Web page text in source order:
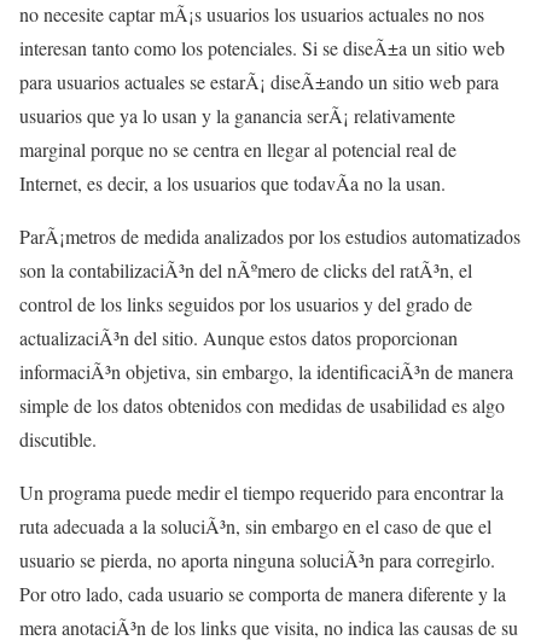
no necesite captar mÃ¡s usuarios los usuarios actuales no nos
interesan tanto como los potenciales. Si se diseÃ±a un sitio web
para usuarios actuales se estarÃ¡ diseÃ±ando un sitio web para
usuarios que ya lo usan y la ganancia serÃ¡ relativamente
marginal porque no se centra en llegar al potencial real de
Internet, es decir, a los usuarios que todavÃ­a no la usan.
ParÃ¡metros de medida analizados por los estudios automatizados
son la contabilizaciÃ³n del nÃºmero de clicks del ratÃ³n, el
control de los links seguidos por los usuarios y del grado de
actualizaciÃ³n del sitio. Aunque estos datos proporcionan
informaciÃ³n objetiva, sin embargo, la identificaciÃ³n de manera
simple de los datos obtenidos con medidas de usabilidad es algo
discutible.
Un programa puede medir el tiempo requerido para encontrar la
ruta adecuada a la soluciÃ³n, sin embargo en el caso de que el
usuario se pierda, no aporta ninguna soluciÃ³n para corregirlo.
Por otro lado, cada usuario se comporta de manera diferente y la
mera anotaciÃ³n de los links que visita, no indica las causas de su